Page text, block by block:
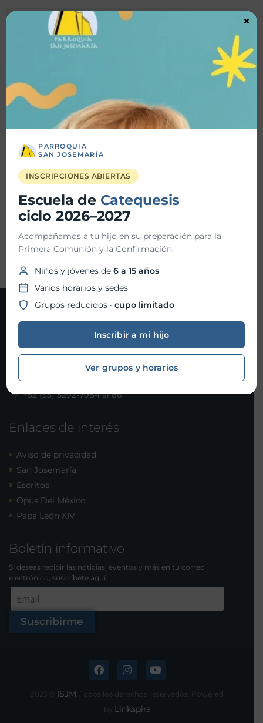
Detalles
Fecha fin:
Hora inicio:11:30 AM
Hora fin:
Ubicación:Parroquia San Josemaría
Organizador:Abuelos Formadores
Joaquín Gallo 101, Col. Santa Fe, Álvaro Obregón, C.P.
01210 Ciudad de México
+52 (55) 5292-7984 al 86
Enlaces de interés
Aviso de privacidad
San Josemaría
Escritos
Opus Dei México
Papa León XIV
Boletín informativo
Si deseas recibir las noticias, eventos y más en tu correo
electrónico, suscríbete aquí:
Suscribirme
2023 © ISJM . Todos los derechos reservados. Powered
by Linkspira
PARROQUIA
SAN JOSEMARÍA
INSCRIPCIONES ABIERTAS
Escuela de Catequesis
ciclo 2026–2027
Acompañamos a tu hijo en su preparación para la
Primera Comunión y la Confirmación.
Niños y jóvenes de6 a 15 años
Varios horarios y sedes
Grupos reducidos ·cupo limitado
Inscribir a mi hijo
Ver grupos y horarios
×